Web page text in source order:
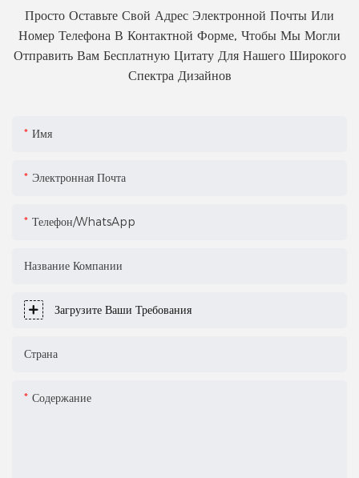
Просто Оставьте Свой Адрес Электронной Почты Или
Номер Телефона В Контактной Форме, Чтобы Мы Могли
Отправить Вам Бесплатную Цитату Для Нашего Широкого
Спектра Дизайнов
Имя
Электронная Почта
Телефон/WhatsApp
Название Компании
Загрузите Ваши Требования
Страна
Содержание